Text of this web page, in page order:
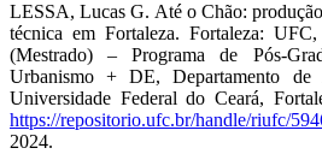
LESSA, Lucas G. Até o Chão:
técnica em Fortaleza. Fortaleza:
(Mestrado) – Programa de Pós-
Urbanismo + DE, Departamento de
Universidade Federal do Ceará,
https://repositorio.ufc.br/handle/riufc/
2024.